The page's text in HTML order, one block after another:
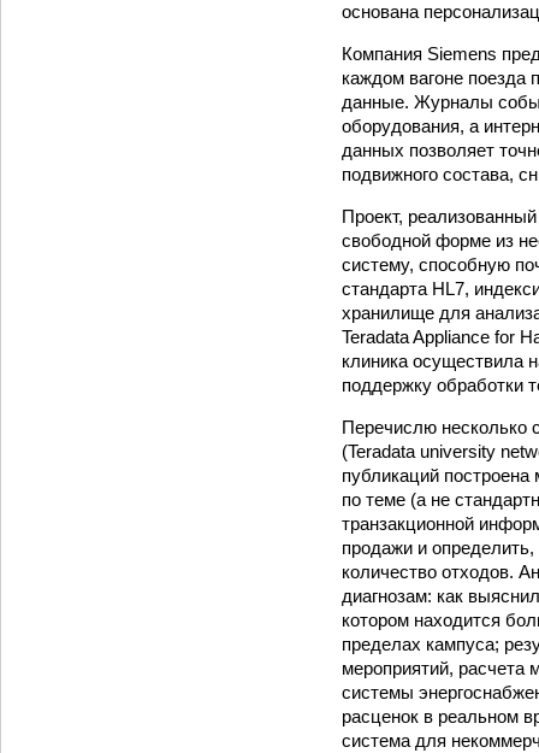
основана
Компания Siemens
каждом вагоне поезда
данные. Журналы
оборудования, а
данных позволяет
подвижного состава,
Проект,
свободной форме из
систему, способную
стандарта HL7,
хранилище для
Teradata Appliance for
клиника осуществила
поддержку обработки
Перечислю несколько
(Teradata university
публикаций построена
по теме (а не
транзакционной
продажи и
количество отходов.
диагнозам: как
котором находится
пределах кампуса;
мероприятий, расчета
системы
расценок в реальном
система для